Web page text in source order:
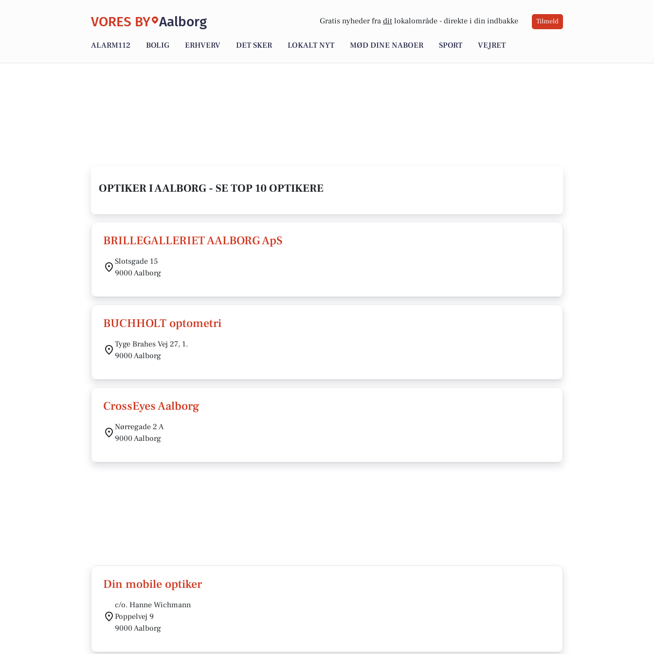
VORES BY Aalborg Gratis nyheder fra dit lokalområde - direkte i din indbakke Tilmeld
ALARM112 BOLIG ERHVERV DET SKER LOKALT NYT MØD DINE NABOER SPORT VEJRET
OPTIKER I AALBORG - SE TOP 10 OPTIKERE
BRILLEGALLERIET AALBORG ApS
Slotsgade 15
9000 Aalborg
BUCHHOLT optometri
Tyge Brahes Vej 27, 1.
9000 Aalborg
CrossEyes Aalborg
Nørregade 2 A
9000 Aalborg
Din mobile optiker
c/o. Hanne Wichmann
Poppelvej 9
9000 Aalborg